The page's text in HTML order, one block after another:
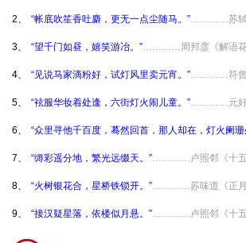
2、 “帐底吹笙香吐麝，更无一点尘随马。”…………苏轼
3、 “望千门如昼，嬉笑游冶。”…………周邦彦《解语花·
4、 “见说马家滴粉好，试灯风里卖元宵。”…………符曾
5、 “袨服华妆着处逢，六街灯火闹儿童。”…………元好
6、 “众里寻他千百度，蓦然回首，那人却在，灯火阑珊
7、 “缛彩遥分地，繁光远缀天。”…………卢照邻《十五
8、 “火树银花合，星桥铁锁开。”…………苏味道《正月
9、 “接汉疑星落，依楼似月悬。”…………卢照邻《十五